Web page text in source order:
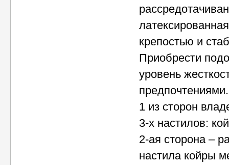
крепостью и
Приобрести
уровень
предпочтениями.
1 из сторон
3-х настилов:
2-ая сторона –
настила койры